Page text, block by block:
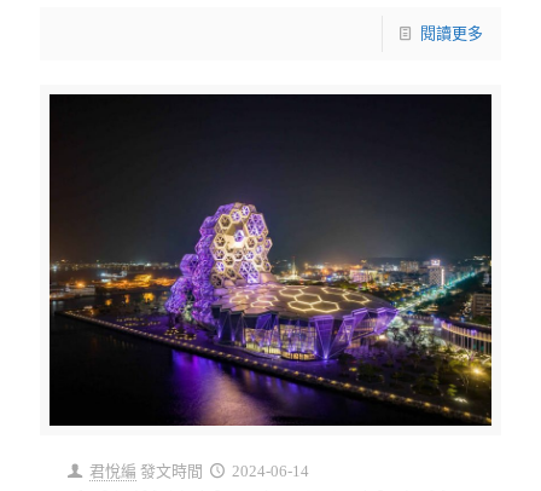
閱讀更多
君悅編 發文時間 2024-06-14